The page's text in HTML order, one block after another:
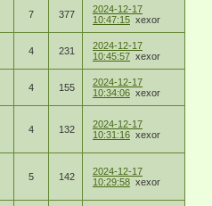
7 377
2024-12-17
10:47:15 xexor
4 231
2024-12-17
10:45:57 xexor
4 155
2024-12-17
10:34:06 xexor
4 132
2024-12-17
10:31:16 xexor
5 142
2024-12-17
10:29:58 xexor